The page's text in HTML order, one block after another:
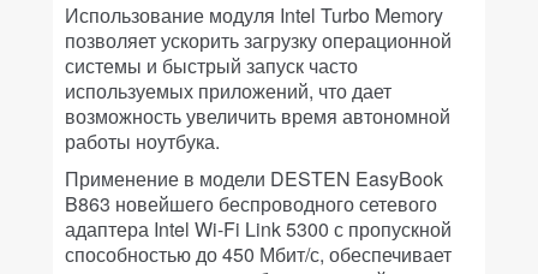
Использование модуля Intel Turbo Memory
позволяет ускорить загрузку операционной
системы и быстрый запуск часто
используемых приложений, что дает
возможность увеличить время автономной
работы ноутбука.
Применение в модели DESTEN EasyBook
B863 новейшего беспроводного сетевого
адаптера Intel Wi-Fi Link 5300 с пропускной
способностью до 450 Мбит/с, обеспечивает